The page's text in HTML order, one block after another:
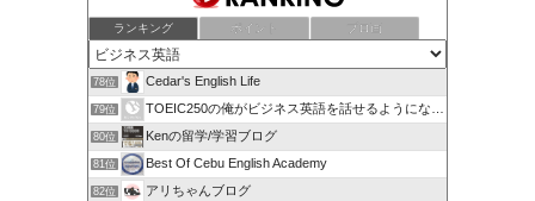
ランキング ポイント ブロ画
78位 Cedar's English Life
79位 TOEIC250の俺がビジネス英語を話せるようになるため..
80位 Kenの留学/学習ブログ
81位 Best Of Cebu English Academy
82位 アリちゃんブログ